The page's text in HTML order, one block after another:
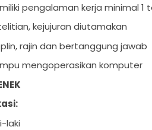
pengalaman kerja minimal 1
kejujuran diutamakan
rajin dan bertanggung jawab
mengoperasikan komputer
laki